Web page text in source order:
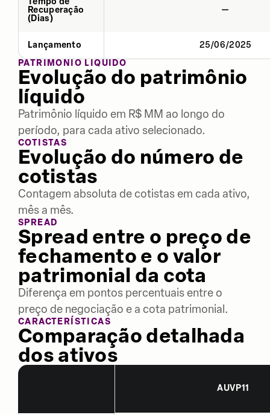
Recuperação
(Dias)
—
Lançamento
25/06/2025
PATRIMÔNIO LÍQUIDO
Evolução do patrimônio
líquido
Patrimônio líquido em R$ MM ao longo do
período, para cada ativo selecionado.
COTISTAS
Evolução do número de
cotistas
Contagem absoluta de cotistas em cada ativo,
mês a mês.
SPREAD
Spread entre o preço de
fechamento e o valor
patrimonial da cota
Diferença em pontos percentuais entre o
preço de negociação e a cota patrimonial.
CARACTERÍSTICAS
Comparação detalhada
dos ativos
AUVP11